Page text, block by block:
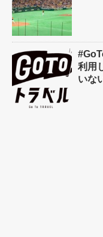
利用
いな